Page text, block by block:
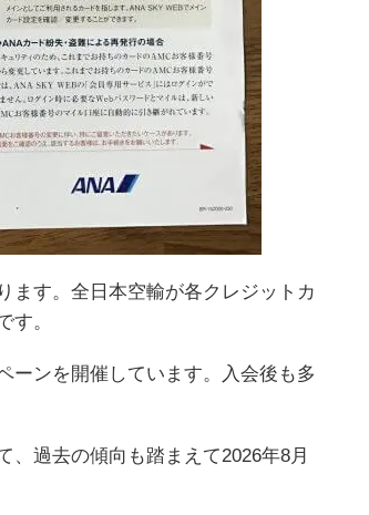
ます。全日本空輸が各クレジットカ
す。
ーンを開催しています。入会後も多
、過去の傾向も踏まえて2026年8月